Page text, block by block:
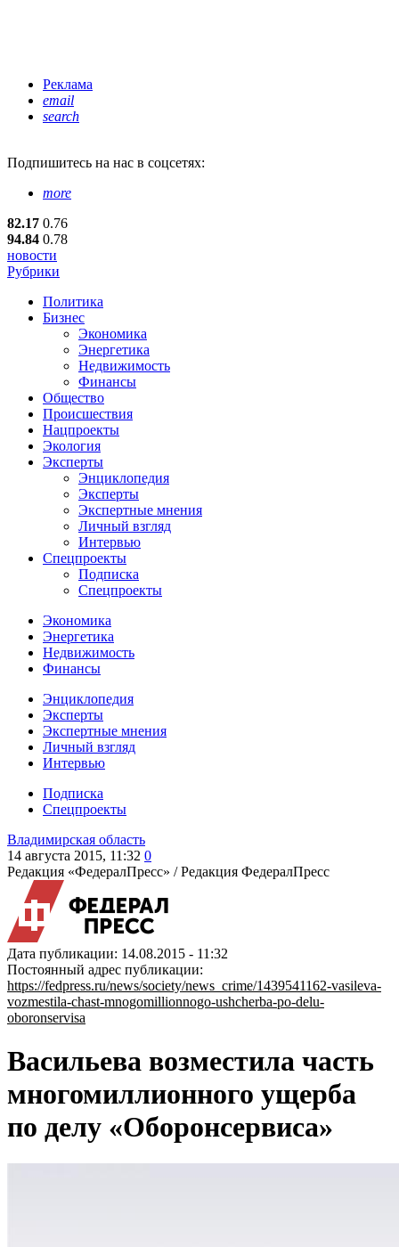
Реклама
email
search
Подпишитесь на нас в соцсетях:
more
82.17 0.76
94.84 0.78
новости
Рубрики
Политика
Бизнес
Экономика
Энергетика
Недвижимость
Финансы
Общество
Происшествия
Нацпроекты
Экология
Эксперты
Энциклопедия
Эксперты
Экспертные мнения
Личный взгляд
Интервью
Спецпроекты
Подписка
Спецпроекты
Экономика
Энергетика
Недвижимость
Финансы
Энциклопедия
Эксперты
Экспертные мнения
Личный взгляд
Интервью
Подписка
Спецпроекты
Владимирская область
14 августа 2015, 11:32 0
Редакция «ФедералПресс» /Редакция ФедералПресс
Дата публикации: 14.08.2015 - 11:32
Постоянный адрес публикации:
https://fedpress.ru/news/society/news_crime/1439541162-vasileva-
vozmestila-chast-mnogomillionnogo-ushcherba-po-delu-
oboronservisa
Васильева возместила часть
многомиллионного ущерба
по делу «Оборонсервиса»